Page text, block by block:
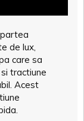
de lux,
care sa
tractiune
Acest